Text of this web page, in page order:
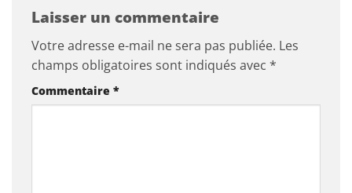
Laisser un commentaire
Votre adresse e-mail ne sera pas publiée. Les
champs obligatoires sont indiqués avec *
Commentaire *